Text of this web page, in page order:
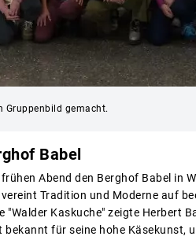
Gruppenbild gemacht.
Babel
Abend den Berghof Babel in
Tradition und Moderne auf
Kaskuche" zeigte Herbert
für seine hohe Käsekunst,